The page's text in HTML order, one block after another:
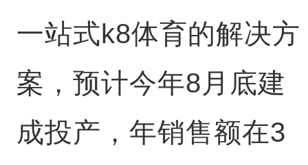
一站式k8体育的解决方
案，预计今年8月底建
成投产，年销售额在3